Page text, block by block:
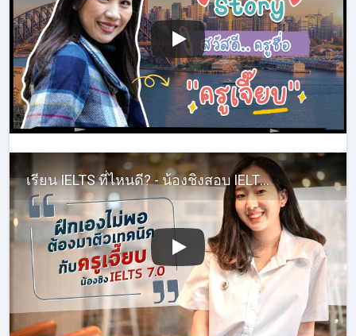
เรียน IELTS ที่ไหนดี? - น้องชิงสอบ IELTSได้ Band 7!! - รีวิวเรียนภาษาอังกฤษติวสอบ IELTS กับครูเจี๊ยบ